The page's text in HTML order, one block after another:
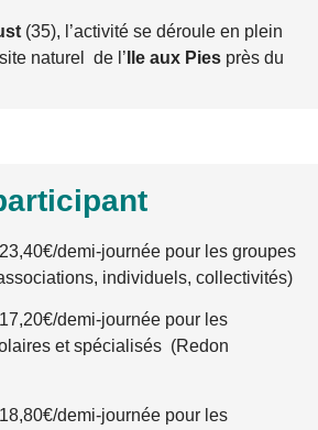
(35), l’activité se déroule en plein
naturel de l’ Ile aux Pies près du
demi-journée pour les groupes
individuels, collectivités)
demi-journée pour les
et spécialisés (Redon
demi-journée pour les